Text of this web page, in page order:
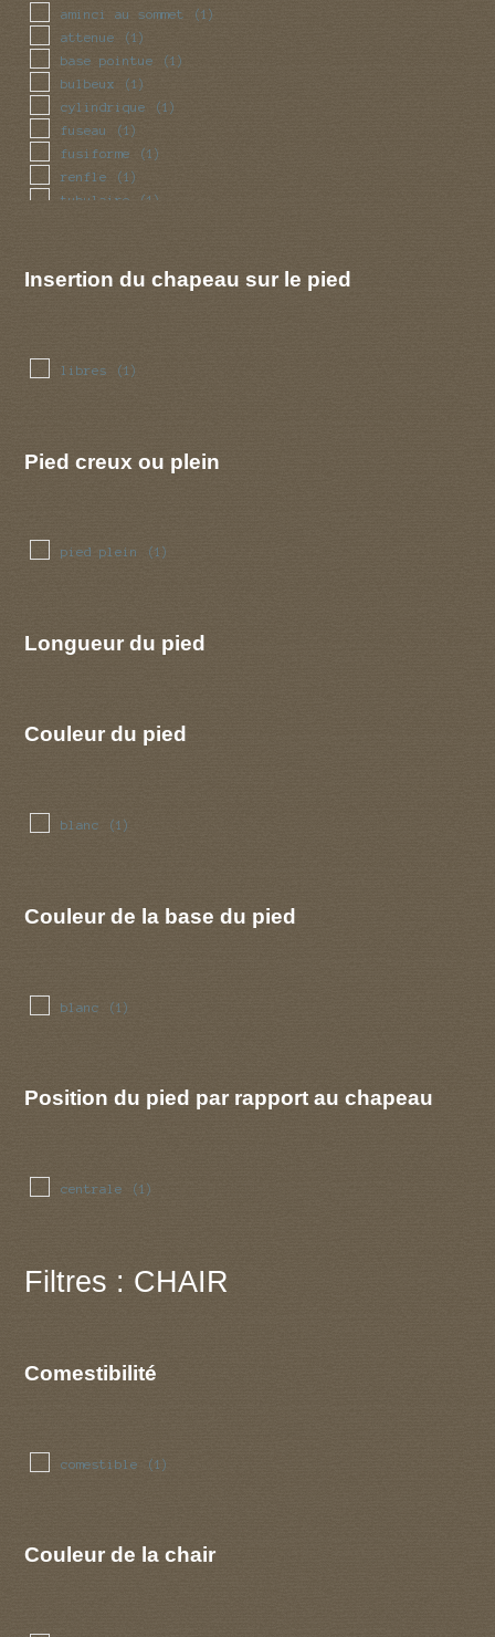
aminci au sommet (1)
attenue (1)
base pointue (1)
bulbeux (1)
cylindrique (1)
fuseau (1)
fusiforme (1)
renfle (1)
tubulaire (1)
Insertion du chapeau sur le pied
libres (1)
Pied creux ou plein
pied plein (1)
Longueur du pied
Couleur du pied
blanc (1)
Couleur de la base du pied
blanc (1)
Position du pied par rapport au chapeau
centrale (1)
Filtres : CHAIR
Comestibilité
comestible (1)
Couleur de la chair